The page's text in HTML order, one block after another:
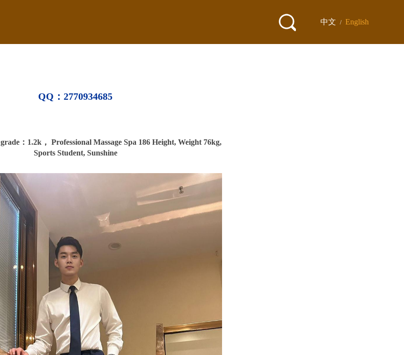
中文 / English
QQ：2770934685
grade：1.2k， Professional Massage Spa 186 Height, Weight 76kg,
Sports Student, Sunshine